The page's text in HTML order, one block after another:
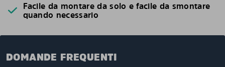
Facile da montare da solo e facile da smontare
quando necessario
DOMANDE FREQUENTI